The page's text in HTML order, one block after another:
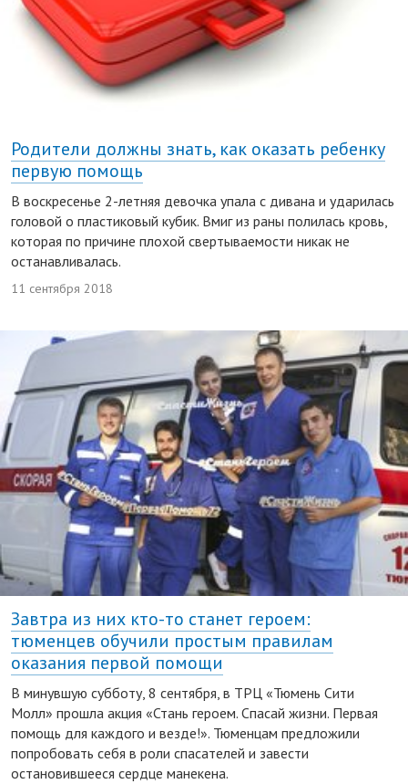
Родители должны знать, как оказать ребенку
первую помощь
В воскресенье 2-летняя девочка упала с дивана и ударилась
головой о пластиковый кубик. Вмиг из раны полилась кровь,
которая по причине плохой свертываемости никак не
останавливалась.
11 сентября 2018
Завтра из них кто-то станет героем:
тюменцев обучили простым правилам
оказания первой помощи
В минувшую субботу, 8 сентября, в ТРЦ «Тюмень Сити
Молл» прошла акция «Стань героем. Спасай жизни. Первая
помощь для каждого и везде!». Тюменцам предложили
попробовать себя в роли спасателей и завести
остановившееся сердце манекена.